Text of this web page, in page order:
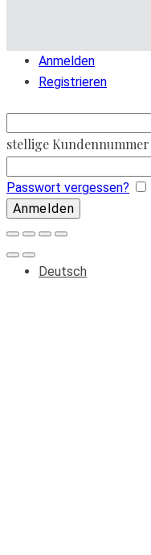
Anmelden
Registrieren
stellige Kundennummer
Passwort vergessen?
Deutsch